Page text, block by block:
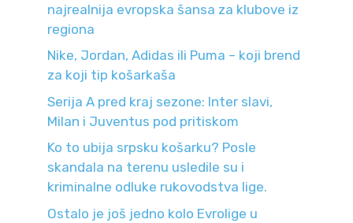
najrealnija evropska šansa za klubove iz
regiona
Nike, Jordan, Adidas ili Puma – koji brend
za koji tip košarkaša
Serija A pred kraj sezone: Inter slavi,
Milan i Juventus pod pritiskom
Ko to ubija srpsku košarku? Posle
skandala na terenu usledile su i
kriminalne odluke rukovodstva lige.
Ostalo je još jedno kolo Evrolige u